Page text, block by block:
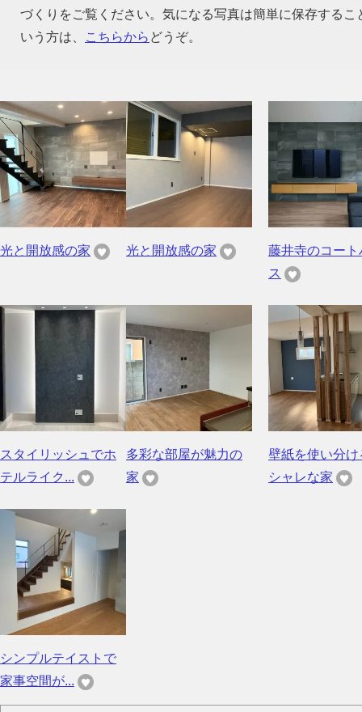
づくりをご覧ください。気になる写真は簡単に保存する
いう方は、
こちらから どうぞ。
光と開放感の家 光と開放感の家
藤井寺のコート
ス
スタイリッシュでホ
テルライク...
多彩な部屋が魅力の
家
壁紙を使い分け
シャレな家
シンプルテイストで
家事空間が...